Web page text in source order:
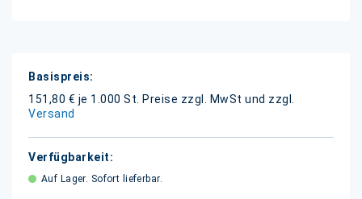
Weitere
Informationen
151,80 € je 1.000 St.
Preise zzgl. MwSt und zzgl.
Versand
Auf Lager. Sofort lieferbar.